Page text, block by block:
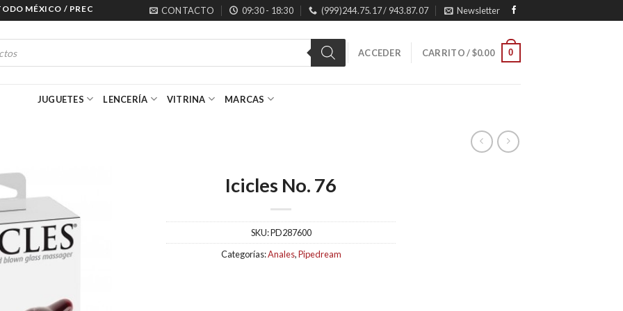
MÉXICO / PRECIOS ESPECIALES PARA MAYORISTAS
CONTACTO 09:30 - 18:30 (999)244.75.17 / 943.87.07 Newsletter
ACCEDER CARRITO /$0.00 0
JUGUETES LENCERÍA VITRINA MARCAS
Icicles No. 76
SKU:PD287600
Categorías:Anales,Pipedream